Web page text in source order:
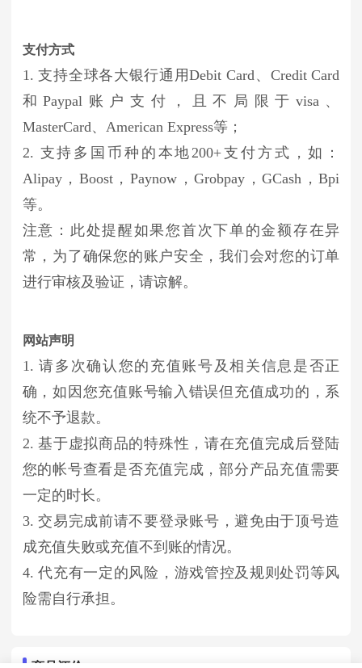
支付方式
1. 支持全球各大银行通用Debit Card、Credit Card
和Paypal账户支付，且不局限于visa、
MasterCard、American Express等；
2. 支持多国币种的本地200+支付方式，如：
Alipay，Boost，Paynow，Grobpay，GCash，Bpi
等。
注意：此处提醒如果您首次下单的金额存在异
常，为了确保您的账户安全，我们会对您的订单
进行审核及验证，请谅解。
网站声明
1. 请多次确认您的充值账号及相关信息是否正
确，如因您充值账号输入错误但充值成功的，系
统不予退款。
2. 基于虚拟商品的特殊性，请在充值完成后登陆
您的帐号查看是否充值完成，部分产品充值需要
一定的时长。
3. 交易完成前请不要登录账号，避免由于顶号造
成充值失败或充值不到账的情况。
4. 代充有一定的风险，游戏管控及规则处罚等风
险需自行承担。